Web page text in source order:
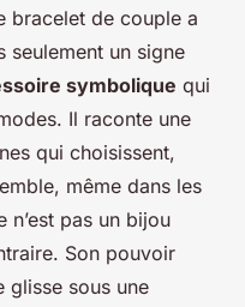
bracelet de couple a
seulement un signe
symbolique qui
Il raconte une
qui choisissent,
même dans les
n’est pas un bijou
Son pouvoir
glisse sous une